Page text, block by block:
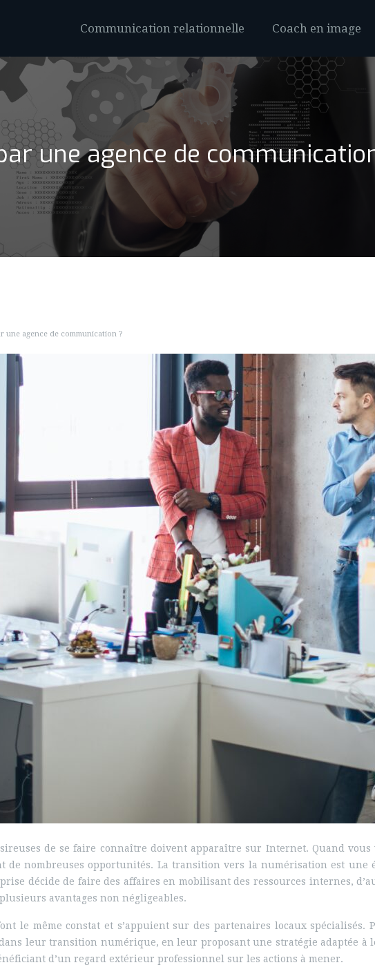
Communication relationnelle Coach en image
une agence de
une agence de communication ?
de se faire connaître doivent apparaître sur Internet. Quand
nombreuses opportunités. La transition vers la numérisation est une
décide de faire des affaires en mobilisant des ressources internes,
avantages non négligeables.
le même constat et s’appuient sur des partenaires locaux spécialisés.
leur transition numérique, en leur proposant une stratégie adaptée
d’un regard extérieur professionnel sur les actions à mener.